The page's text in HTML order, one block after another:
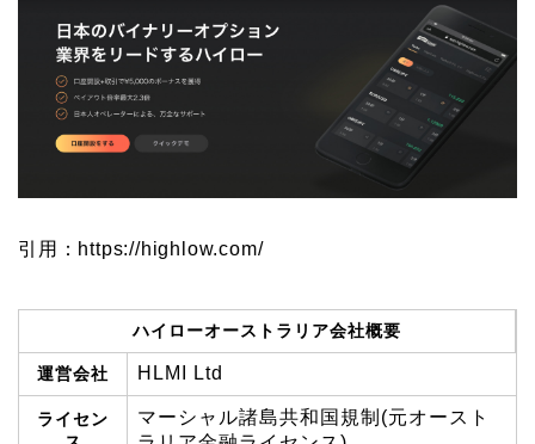
引用：https://highlow.com/
ハイローオーストラリア会社概要
運営会社 HLMI Ltd
ライセン
マーシャル諸島共和国規制(元オースト